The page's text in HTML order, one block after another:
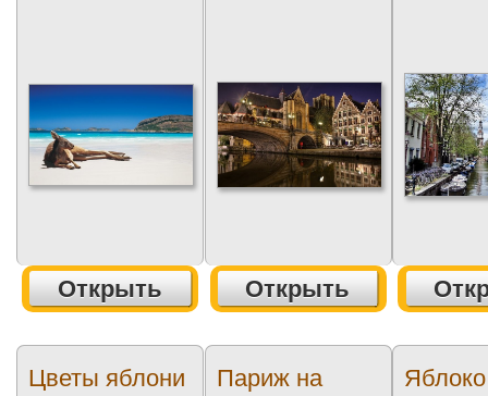
Открыть Открыть
Цветы яблони
Париж на
Яблоко